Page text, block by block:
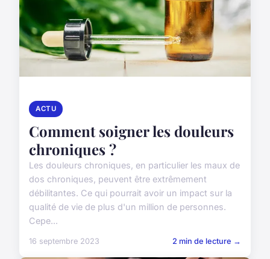
ACTU
Comment soigner les douleurs
chroniques ?
Les douleurs chroniques, en particulier les maux de
dos chroniques, peuvent être extrêmement
débilitantes. Ce qui pourrait avoir un impact sur la
qualité de vie de plus d'un million de personnes.
Cepe...
16 septembre 2023 2 min de lecture →